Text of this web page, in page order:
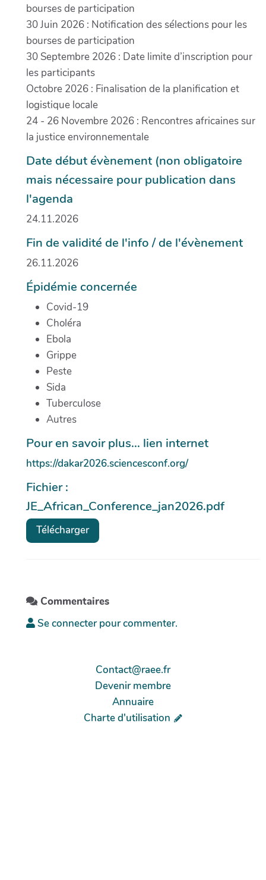
bourses de participation
30 Juin 2026 : Notification des sélections pour les
bourses de participation
30 Septembre 2026 : Date limite d’inscription pour
les participants
Octobre 2026 : Finalisation de la planification et
logistique locale
24 - 26 Novembre 2026 : Rencontres africaines sur
la justice environnementale
Date début évènement (non obligatoire
mais nécessaire pour publication dans
l'agenda
24.11.2026
Fin de validité de l'info / de l'évènement
26.11.2026
Épidémie concernée
Covid-19
Choléra
Ebola
Grippe
Peste
Sida
Tuberculose
Autres
Pour en savoir plus... lien internet
https://dakar2026.sciencesconf.org/
Fichier :
JE_African_Conference_jan2026.pdf
Télécharger
Commentaires
Se connecter pour commenter.
Contact@raee.fr
Devenir membre
Annuaire
Charte d'utilisation